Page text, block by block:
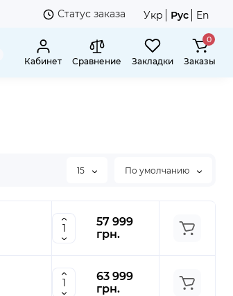
Статус заказа Укр Рус En
Кабинет Сравнение Закладки
0
Заказы
15 По умолчанию
57 999
грн.
63 999
грн.